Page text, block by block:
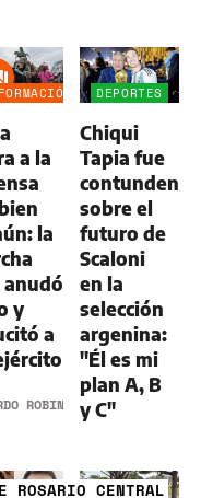
a la
la
anudó
y
a
ROBINS
DEPORTES
Chiqui
Tapia fue
contundente
sobre el
futuro de
Scaloni
en la
selección
argenina:
"Él es mi
plan A, B
y C"
ROSARIO CENTRAL